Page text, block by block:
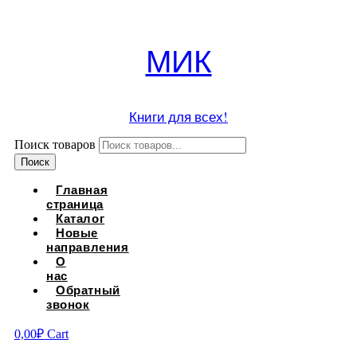
МИК
Книги для всех!
Поиск товаров
Поиск
Главная
страница
Каталог
Новые
направления
О
нас
Обратный
звонок
0,00₽ Cart